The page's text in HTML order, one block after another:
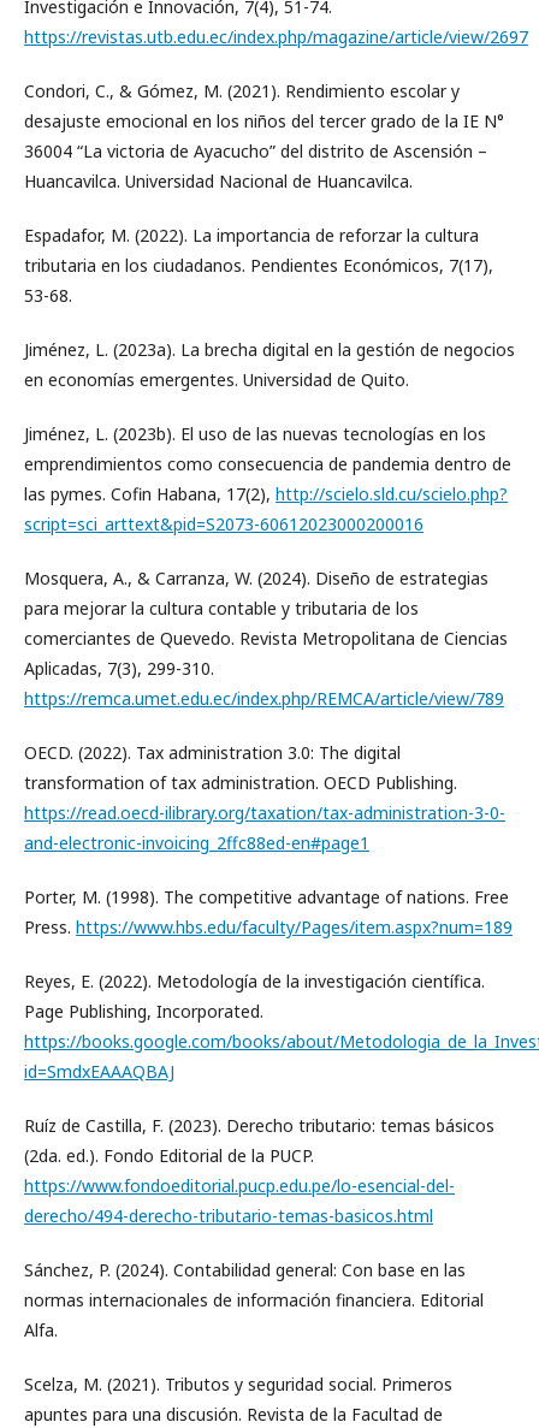
Investigación e Innovación, 7(4), 51-74.
https://revistas.utb.edu.ec/index.php/magazine/article/view/2697
Condori, C., & Gómez, M. (2021). Rendimiento escolar y
desajuste emocional en los niños del tercer grado de la IE N°
36004 “La victoria de Ayacucho” del distrito de Ascensión –
Huancavilca. Universidad Nacional de Huancavilca.
Espadafor, M. (2022). La importancia de reforzar la cultura
tributaria en los ciudadanos. Pendientes Económicos, 7(17),
53-68.
Jiménez, L. (2023a). La brecha digital en la gestión de negocios
en economías emergentes. Universidad de Quito.
Jiménez, L. (2023b). El uso de las nuevas tecnologías en los
emprendimientos como consecuencia de pandemia dentro de
las pymes. Cofin Habana, 17(2), http://scielo.sld.cu/scielo.php?
script=sci_arttext&pid=S2073-60612023000200016
Mosquera, A., & Carranza, W. (2024). Diseño de estrategias
para mejorar la cultura contable y tributaria de los
comerciantes de Quevedo. Revista Metropolitana de Ciencias
Aplicadas, 7(3), 299-310.
https://remca.umet.edu.ec/index.php/REMCA/article/view/789
OECD. (2022). Tax administration 3.0: The digital
transformation of tax administration. OECD Publishing.
https://read.oecd-ilibrary.org/taxation/tax-administration-3-0-
and-electronic-invoicing_2ffc88ed-en#page1
Porter, M. (1998). The competitive advantage of nations. Free
Press. https://www.hbs.edu/faculty/Pages/item.aspx?num=189
Reyes, E. (2022). Metodología de la investigación científica.
Page Publishing, Incorporated.
https://books.google.com/books/about/
id=SmdxEAAAQBAJ
Ruíz de Castilla, F. (2023). Derecho tributario: temas básicos
(2da. ed.). Fondo Editorial de la PUCP.
https://www.fondoeditorial.pucp.edu.pe/lo-esencial-del-
derecho/494-derecho-tributario-temas-basicos.html
Sánchez, P. (2024). Contabilidad general: Con base en las
normas internacionales de información financiera. Editorial
Alfa.
Scelza, M. (2021). Tributos y seguridad social. Primeros
apuntes para una discusión. Revista de la Facultad de